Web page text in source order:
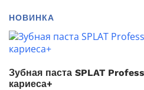
НОВИНКА
Зубная паста SPLAT
кариеса+